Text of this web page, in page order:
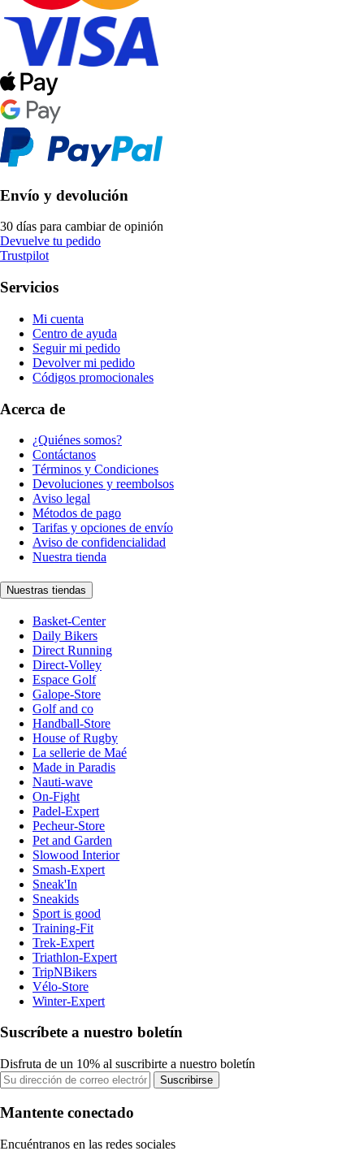
Envío y devolución
30 días para cambiar de opinión
Devuelve tu pedido
Trustpilot
Servicios
Mi cuenta
Centro de ayuda
Seguir mi pedido
Devolver mi pedido
Códigos promocionales
Acerca de
¿Quiénes somos?
Contáctanos
Términos y Condiciones
Devoluciones y reembolsos
Aviso legal
Métodos de pago
Tarifas y opciones de envío
Aviso de confidencialidad
Nuestra tienda
Nuestras tiendas
Basket-Center
Daily Bikers
Direct Running
Direct-Volley
Espace Golf
Galope-Store
Golf and co
Handball-Store
House of Rugby
La sellerie de Maé
Made in Paradis
Nauti-wave
On-Fight
Padel-Expert
Pecheur-Store
Pet and Garden
Slowood Interior
Smash-Expert
Sneak'In
Sneakids
Sport is good
Training-Fit
Trek-Expert
Triathlon-Expert
TripNBikers
Vélo-Store
Winter-Expert
Suscríbete a nuestro boletín
Disfruta de un 10% al suscribirte a nuestro boletín
Suscribirse
Mantente conectado
Encuéntranos en las redes sociales